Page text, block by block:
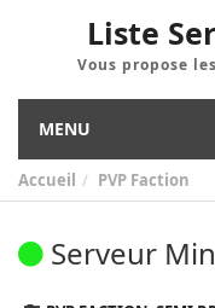
Liste
Vous propose
MENU
Accueil PVP Faction
Serveur